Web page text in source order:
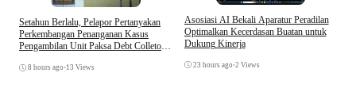
Setahun Berlalu, Pelapor Pertanyakan
Perkembangan Penanganan Kasus
Pengambilan Unit Paksa Debt Colletor
8 hours ago •13 Views
Asosiasi AI Bekali Aparatur Peradilan
Optimalkan Kecerdasan Buatan untuk
Dukung Kinerja
23 hours ago •2 Views